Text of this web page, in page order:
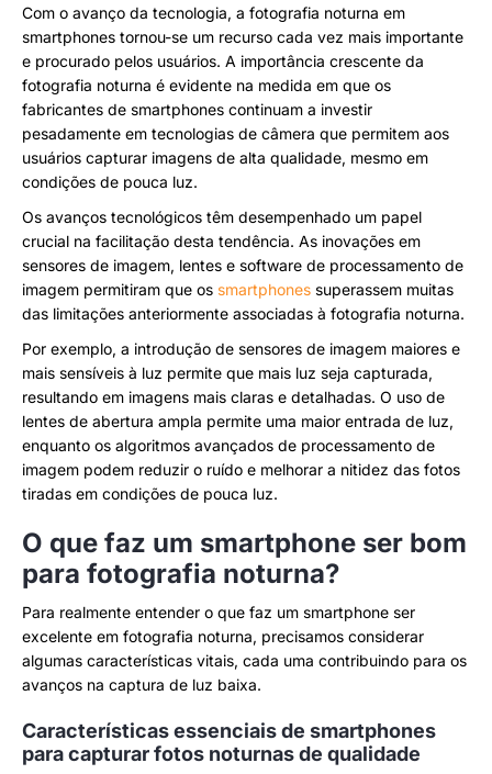
Com o avanço da tecnologia, a fotografia noturna em
smartphones tornou-se um recurso cada vez mais importante
e procurado pelos usuários. A importância crescente da
fotografia noturna é evidente na medida em que os
fabricantes de smartphones continuam a investir
pesadamente em tecnologias de câmera que permitem aos
usuários capturar imagens de alta qualidade, mesmo em
condições de pouca luz.
Os avanços tecnológicos têm desempenhado um papel
crucial na facilitação desta tendência. As inovações em
sensores de imagem, lentes e software de processamento de
imagem permitiram que os smartphones superassem muitas
das limitações anteriormente associadas à fotografia noturna.
Por exemplo, a introdução de sensores de imagem maiores e
mais sensíveis à luz permite que mais luz seja capturada,
resultando em imagens mais claras e detalhadas. O uso de
lentes de abertura ampla permite uma maior entrada de luz,
enquanto os algoritmos avançados de processamento de
imagem podem reduzir o ruído e melhorar a nitidez das fotos
tiradas em condições de pouca luz.
O que faz um smartphone ser bom
para fotografia noturna?
Para realmente entender o que faz um smartphone ser
excelente em fotografia noturna, precisamos considerar
algumas características vitais, cada uma contribuindo para os
avanços na captura de luz baixa.
Características essenciais de smartphones
para capturar fotos noturnas de qualidade